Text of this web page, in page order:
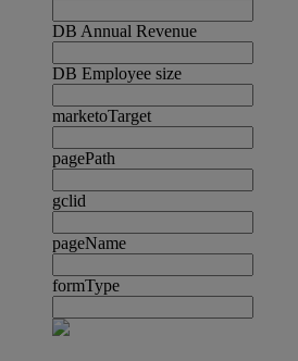
DB Annual Revenue
DB Employee size
marketoTarget
pagePath
gclid
pageName
formType